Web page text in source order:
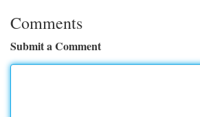
Comments
Submit a Comment